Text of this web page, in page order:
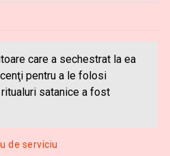
care a sechestrat la ea
pentru a le folosi
satanice a fost
de serviciu